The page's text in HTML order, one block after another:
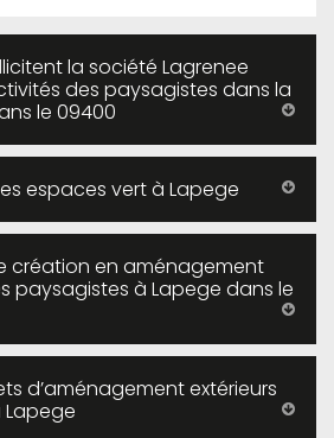
la société Lagrenee
des paysagistes dans la
le 09400
espaces vert à Lapege
création en aménagement
paysagistes à Lapege dans le
d’aménagement extérieurs